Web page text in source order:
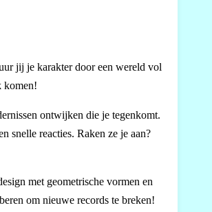
jij je karakter door een wereld vol
komen!
ontwijken die je tegenkomt.
snelle reacties. Raken ze je aan?
met geometrische vormen en
om nieuwe records te breken!